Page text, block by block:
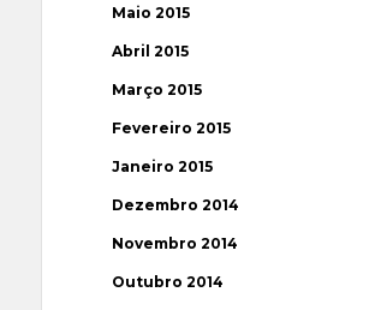
Maio 2015
Abril 2015
Março 2015
Fevereiro 2015
Janeiro 2015
Dezembro 2014
Novembro 2014
Outubro 2014